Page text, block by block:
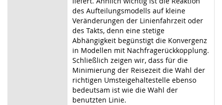
des Aufteilungsmodells auf kleine
Veränderungen der Linienfahrzeit oder
des Takts, denn eine stetige
Abhängigkeit begünstigt die Konvergenz
in Modellen mit Nachfragerückkopplung.
Schließlich zeigen wir, dass für die
Minimierung der Reisezeit die Wahl der
richtigen Umsteigehaltestelle ebenso
bedeutsam ist wie die Wahl der
benutzten Linie.